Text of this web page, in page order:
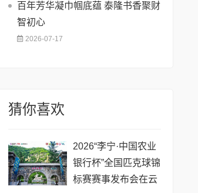
百年芳华凝巾帼底蕴 泰隆书香聚财
智初心
2026-07-17
猜你喜欢
2026“李宁·中国农业
银行杯”全国匹克球锦
标赛赛事发布会在云